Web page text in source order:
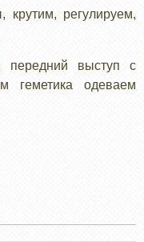
крутим, регулируем,
передний выступ с
геметика одеваем